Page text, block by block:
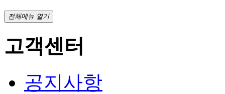
전체메뉴 열기
고객센터
공지사항